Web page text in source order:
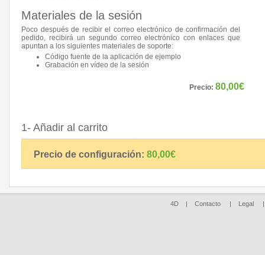
Materiales de la sesión
Poco después de recibir el correo electrónico de confirmación del
pedido, recibirá un segundo correo electrónico con enlaces que
apuntan a los siguientes materiales de soporte:
Código fuente de la aplicación de ejemplo
Grabación en vídeo de la sesión
Precio: 80,00€
1- Añadir al carrito
Precio de configuración: 80,00€
4D | Contacto| Legal| ©